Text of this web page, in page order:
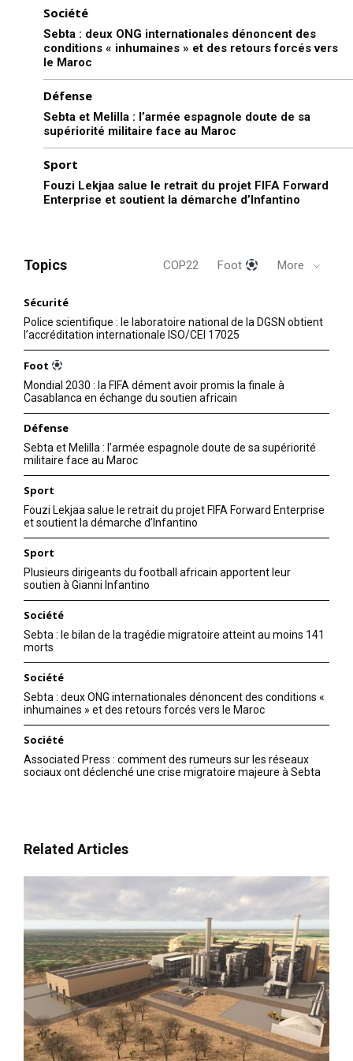
Société
Sebta : deux ONG internationales dénoncent des
conditions « inhumaines » et des retours forcés vers
le Maroc
Défense
Sebta et Melilla : l’armée espagnole doute de sa
supériorité militaire face au Maroc
Sport
Fouzi Lekjaa salue le retrait du projet FIFA Forward
Enterprise et soutient la démarche d’Infantino
Topics COP22 Foot More
Sécurité
Police scientifique : le laboratoire national de la DGSN obtient
l’accréditation internationale ISO/CEI 17025
Foot
Mondial 2030 : la FIFA dément avoir promis la finale à
Casablanca en échange du soutien africain
Défense
Sebta et Melilla : l’armée espagnole doute de sa supériorité
militaire face au Maroc
Sport
Fouzi Lekjaa salue le retrait du projet FIFA Forward Enterprise
et soutient la démarche d’Infantino
Sport
Plusieurs dirigeants du football africain apportent leur
soutien à Gianni Infantino
Société
Sebta : le bilan de la tragédie migratoire atteint au moins 141
morts
Société
Sebta : deux ONG internationales dénoncent des conditions «
inhumaines » et des retours forcés vers le Maroc
Société
Associated Press : comment des rumeurs sur les réseaux
sociaux ont déclenché une crise migratoire majeure à Sebta
Related Articles